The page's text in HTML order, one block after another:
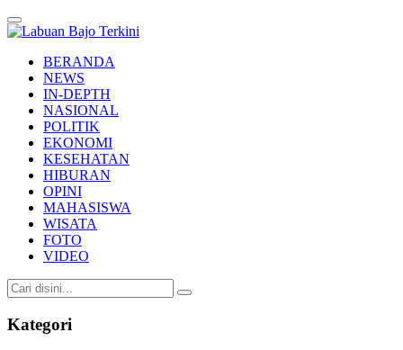
Labuan Bajo Terkini
Aktual & Berimbang
BERANDA
NEWS
IN-DEPTH
NASIONAL
POLITIK
EKONOMI
KESEHATAN
HIBURAN
OPINI
MAHASISWA
WISATA
FOTO
VIDEO
Kategori